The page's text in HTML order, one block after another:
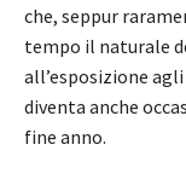
che, seppur
tempo il naturale
all’esposizione
diventa anche
fine anno.